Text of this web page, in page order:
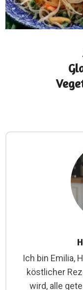
Ich bin Emilia,
köstlicher
wird, alle